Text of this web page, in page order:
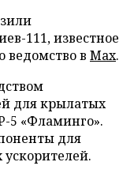
111, известное
ведомство в Max.
для крылатых
5 «Фламинго».
для